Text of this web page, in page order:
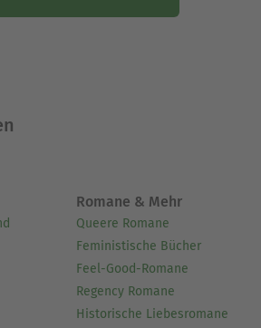
Romane & Mehr
Queere Romane
Feministische Bücher
Feel-Good-Romane
Regency Romane
Historische Liebesromane